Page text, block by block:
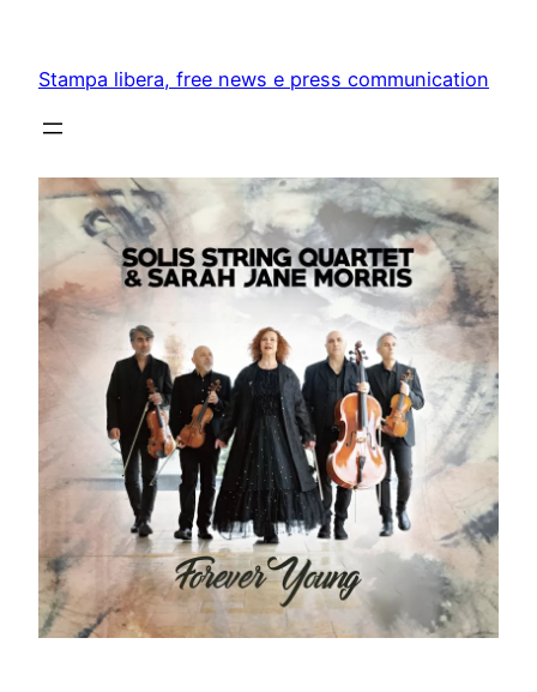
content
Stampa libera, free news e press communication